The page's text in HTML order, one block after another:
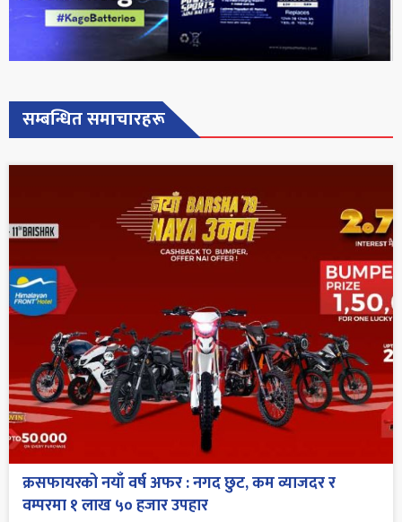
सम्बन्धित समाचारहरू
क्रसफायरको नयाँ वर्ष अफर : नगद छुट, कम व्याजदर र
वम्परमा १ लाख ५० हजार उपहार